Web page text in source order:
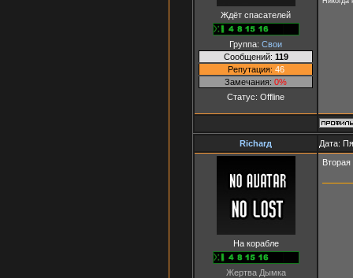
Ждёт спасателей
Группа: Свои
Сообщений: 119
Репутация: 46
Замечания: 0%
Статус: Offline
Richarд Дата:
На корабле
Жертва Дымка